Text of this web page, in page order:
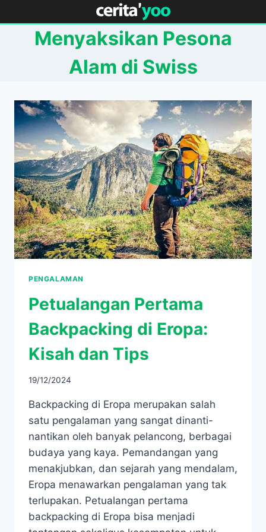
to
Menyaksikan Pesona
Alam di Swiss
PENGALAMAN
Petualangan Pertama
Backpacking di Eropa:
Kisah dan Tips
19/12/2024
Backpacking di Eropa merupakan salah
satu pengalaman yang sangat dinanti-
nantikan oleh banyak pelancong, berbagai
budaya yang kaya. Pemandangan yang
menakjubkan, dan sejarah yang mendalam,
Eropa menawarkan pengalaman yang tak
terlupakan. Petualangan pertama
backpacking di Eropa bisa menjadi